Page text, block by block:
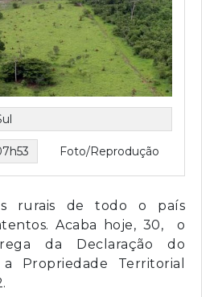
Foto/Reprodução
rurais de todo o país
Acaba hoje, 30, o
da Declaração do
Propriedade Territorial